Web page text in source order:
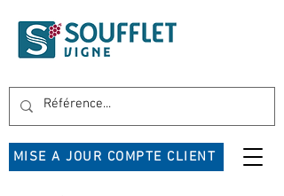
MISE A JOUR COMPTE CLIENT